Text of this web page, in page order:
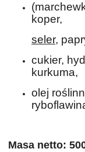
koper,
seler,
cukier,
kurkuma,
olej
Masa netto: